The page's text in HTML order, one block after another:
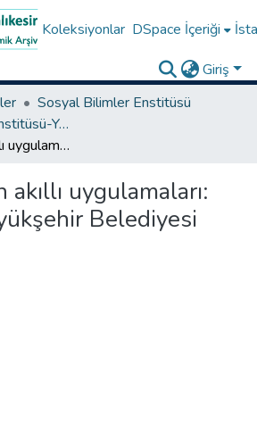
Koleksiyonlar DSpace İçeriği
Giriş
Sosyal Bilimler Enstitüsü
Sosyal Bilimler Enstitüsü-Yüksek Lisans Tezleri
Belediyelerin akıllı uygulamaları: Balıkesir Büyükşehir Belediyesi örneği
uygulamaları:
Belediyesi